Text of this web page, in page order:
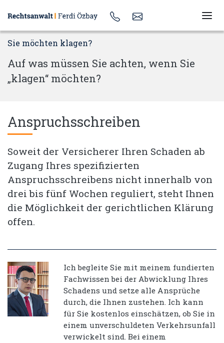
Sie möchten klagen?
Auf was müssen Sie achten, wenn Sie
„klagen“ möchten?
Anspruchsschreiben
Soweit der Versicherer Ihren Schaden ab
Zugang Ihres spezifizierten
Anspruchsschreibens nicht innerhalb von
drei bis fünf Wochen reguliert, steht Ihnen
die Möglichkeit der gerichtlichen Klärung
offen.
Ich begleite Sie mit meinem fundierten
Fachwissen bei der Abwicklung Ihres
Schadens und setze alle Ansprüche
durch, die Ihnen zustehen. Ich kann
für Sie kostenlos einschätzen, ob Sie in
einem unverschuldeten Verkehrsunfall
verwickelt sind. Bei einem